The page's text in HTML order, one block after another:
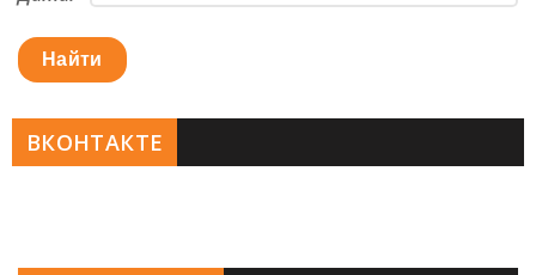
Найти
ВКОНТАКТЕ